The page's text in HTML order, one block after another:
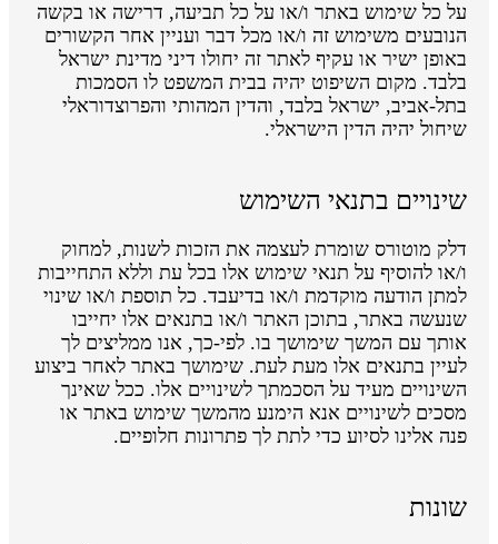
על כל שימוש באתר ו/או על כל תביעה, דרישה או בקשה
הנובעים משימוש זה ו/או מכל דבר ועניין אחר הקשורים
באופן ישיר או עקיף לאתר זה יחולו דיני מדינת ישראל
בלבד. מקום השיפוט יהיה בבית המשפט לו הסמכות
בתל-אביב, ישראל בלבד, והדין המהותי והפרוצדוראלי
שיחול יהיה הדין הישראלי.
שינויים בתנאי השימוש
דלק מוטורס שומרת לעצמה את הזכות לשנות, למחוק
ו/או להוסיף על תנאי שימוש אלו בכל עת וללא התחייבות
למתן הודעה מוקדמת ו/או בדיעבד. כל תוספת ו/או שינוי
שנעשה באתר, בתוכן האתר ו/או בתנאים אלו יחייבו
אותך עם המשך שימושך בו. לפי-כך, אנו ממליצים לך
לעיין בתנאים אלו מעת לעת. שימושך באתר לאחר ביצוע
השינויים מעיד על הסכמתך לשינויים אלו. ככל שאינך
מסכים לשינויים אנא הימנע מהמשך שימוש באתר או
פנה אלינו לסיוע כדי לתת לך פתרונות חלופיים.
שונות